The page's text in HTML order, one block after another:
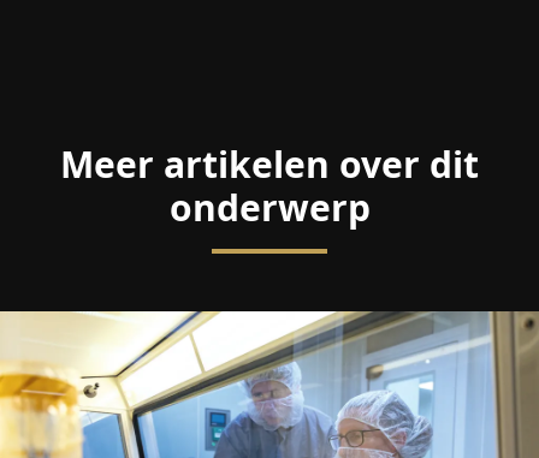
Meer artikelen over dit
onderwerp